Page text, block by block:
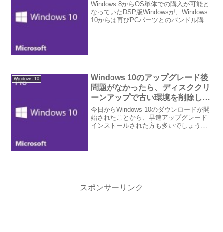
Windows 8からOS単体での購入が可能と
なっていたDSP版Windowsが、Windows
10からは再びPCパーツとのバンドル購入
Windows 10
Windows 10のアップグレード後
問題がなかったら、ディスククリ
ーンアップで古い環境を削除し、
ディスク使用領域を解放しよう
今日からWindows 10のダウンロードが開
始されたことから、早速アップグレード
インストールされた方も多いでしょう。
スポンサーリンク